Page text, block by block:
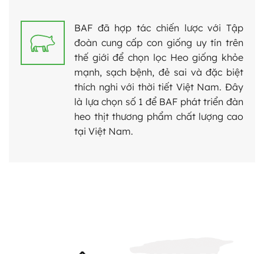
BAF đã hợp tác chiến lược với Tập
đoàn cung cấp con giống uy tín trên
thế giới để chọn lọc Heo giống khỏe
mạnh, sạch bệnh, đẻ sai và đặc biệt
thích nghi với thời tiết Việt Nam. Đây
là lựa chọn số 1 để BAF phát triển đàn
heo thịt thương phẩm chất lượng cao
tại Việt Nam.